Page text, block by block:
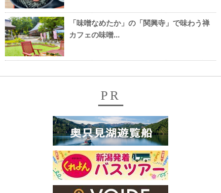
「味噌なめたか」の「関興寺」で味わう禅
カフェの味噌…
PR